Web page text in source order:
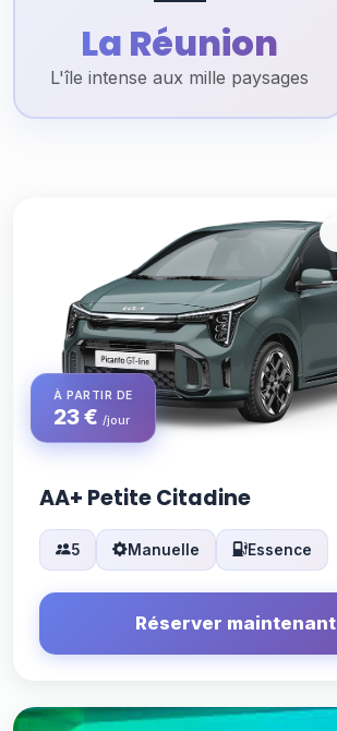
La Réunion
L'île intense aux mille paysages
À PARTIR DE
23 € /jour
AA+ Petite Citadine
5 Manuelle Essence
Réserver maintenant